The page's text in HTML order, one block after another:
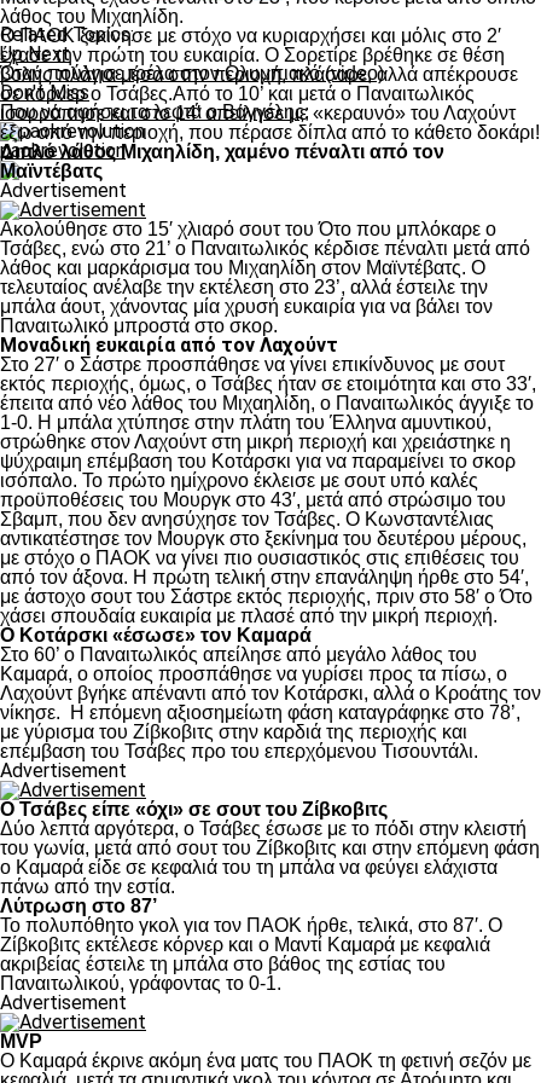
Related Topics:
Up Next
Όταν πούλησε τρέλα στον Ολυμπιακό (video)
Don't Miss
Που να αφήσει τα λεφτά ο Βαγγέλης;
paokrevolution
λάθος του Μιχαηλίδη.
Ο ΠΑΟΚ ξεκίνησε με στόχο να κυριαρχήσει και μόλις στο 2′
έχασε την πρώτη του ευκαιρία. Ο Σορετίρε βρέθηκε σε θέση
βολής πλάγια μέσα στην περιοχή, πλάσαρε, αλλά απέκρουσε
σε κόρνερ ο Τσάβες.Από το 10’ και μετά ο Παναιτωλικός
ισορρόπησε και στο 14′ απείλησε με «κεραυνό» του Λαχούντ
έξω από την περιοχή, που πέρασε δίπλα από το κάθετο δοκάρι!
Διπλό λάθος Μιχαηλίδη, χαμένο πέναλτι από τον
Μαϊντέβατς
Advertisement
Ακολούθησε στο 15′ χλιαρό σουτ του Ότο που μπλόκαρε ο
Τσάβες, ενώ στο 21’ ο Παναιτωλικός κέρδισε πέναλτι μετά από
λάθος και μαρκάρισμα του Μιχαηλίδη στον Μαϊντέβατς. Ο
τελευταίος ανέλαβε την εκτέλεση στο 23’, αλλά έστειλε την
μπάλα άουτ, χάνοντας μία χρυσή ευκαιρία για να βάλει τον
Παναιτωλικό μπροστά στο σκορ.
Μοναδική ευκαιρία από τον Λαχούντ
Στο 27′ ο Σάστρε προσπάθησε να γίνει επικίνδυνος με σουτ
εκτός περιοχής, όμως, ο Τσάβες ήταν σε ετοιμότητα και στο 33′,
έπειτα από νέο λάθος του Μιχαηλίδη, ο Παναιτωλικός άγγιξε το
1-0. Η μπάλα χτύπησε στην πλάτη του Έλληνα αμυντικού,
στρώθηκε στον Λαχούντ στη μικρή περιοχή και χρειάστηκε η
ψύχραιμη επέμβαση του Κοτάρσκι για να παραμείνει το σκορ
ισόπαλο. Το πρώτο ημίχρονο έκλεισε με σουτ υπό καλές
προϋποθέσεις του Μουργκ στο 43′, μετά από στρώσιμο του
Σβαμπ, που δεν ανησύχησε τον Τσάβες. Ο Κωνσταντέλιας
αντικατέστησε τον Μουργκ στο ξεκίνημα του δευτέρου μέρους,
με στόχο ο ΠΑΟΚ να γίνει πιο ουσιαστικός στις επιθέσεις του
από τον άξονα. Η πρώτη τελική στην επανάληψη ήρθε στο 54′,
με άστοχο σουτ του Σάστρε εκτός περιοχής, πριν στο 58′ ο Ότο
χάσει σπουδαία ευκαιρία με πλασέ από την μικρή περιοχή.
Ο Κοτάρσκι «έσωσε» τον Καμαρά
Στο 60’ ο Παναιτωλικός απείλησε από μεγάλο λάθος του
Καμαρά, ο οποίος προσπάθησε να γυρίσει προς τα πίσω, ο
Λαχούντ βγήκε απέναντι από τον Κοτάρσκι, αλλά ο Κροάτης τον
νίκησε. Η επόμενη αξιοσημείωτη φάση καταγράφηκε στο 78’,
με γύρισμα του Ζίβκοβιτς στην καρδιά της περιοχής και
επέμβαση του Τσάβες προ του επερχόμενου Τισουντάλι.
Advertisement
Ο Τσάβες είπε «όχι» σε σουτ του Ζίβκοβιτς
Δύο λεπτά αργότερα, ο Τσάβες έσωσε με το πόδι στην κλειστή
του γωνία, μετά από σουτ του Ζίβκοβιτς και στην επόμενη φάση
ο Καμαρά είδε σε κεφαλιά του τη μπάλα να φεύγει ελάχιστα
πάνω από την εστία.
Λύτρωση στο 87’
Το πολυπόθητο γκολ για τον ΠΑΟΚ ήρθε, τελικά, στο 87′. Ο
Ζίβκοβιτς εκτέλεσε κόρνερ και ο Μαντί Καμαρά με κεφαλιά
ακριβείας έστειλε τη μπάλα στο βάθος της εστίας του
Παναιτωλικού, γράφοντας το 0-1.
Advertisement
MVP
Ο Καμαρά έκρινε ακόμη ένα ματς του ΠΑΟΚ τη φετινή σεζόν με